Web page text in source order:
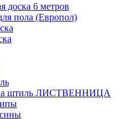
доска 6 метров
пола (Европол)
штиль ЛИСТВЕННИЦА